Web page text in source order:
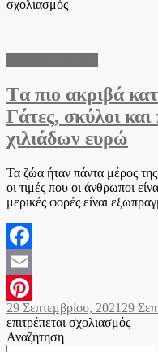
on
σχολιασμόςστο
μπορούν
να
μεταδώσουν
τον
κορωνοϊό
ανθρώπους
Tα πιο ακριβά
Γάτες, σκύλοι
χιλιάδων ευρώ
Τα ζώα ήταν πάντα μέρος
οι τιμές που οι άνθρωποι
μερικές φορές είναι
Facebook
Email
Pinterest
Posted
on
29 Σεπτεμβρίου, 2021 29
επιτρέπεται σχολιασμόςστο
Αναζήτηση